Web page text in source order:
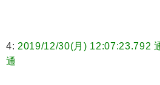
4: 2019/12/30(月) 12:07:23.792
通